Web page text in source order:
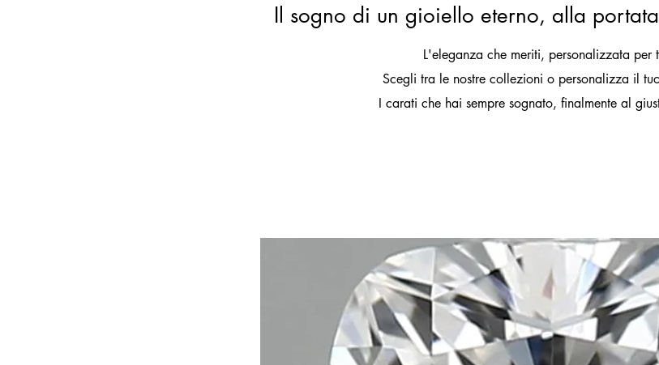
Il sogno di un gioiello eterno, alla
L'eleganza che meriti, personalizzata per
Scegli tra le nostre collezioni o personalizza il
I carati che hai sempre sognato, finalmente al